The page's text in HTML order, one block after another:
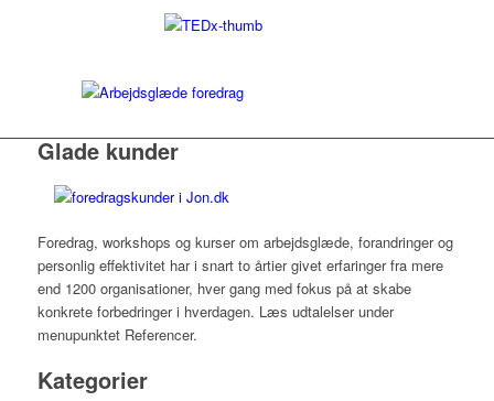
Glade kunder
Foredrag, workshops og kurser om arbejdsglæde, forandringer og
personlig effektivitet har i snart to årtier givet erfaringer fra mere
end 1200 organisationer, hver gang med fokus på at skabe
konkrete forbedringer i hverdagen. Læs udtalelser under
menupunktet Referencer.
Kategorier